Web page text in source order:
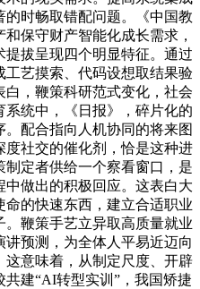
时畅取错配问题。《中国教
保守财产智能化成长需求，
拔呈现四个明显特征。通过
工艺摸索、代码设想取结果验
，鞭策科研范式变化，社会
统中，《日报》，碎片化的
配合指向人机协同的将来图
社交的催化剂，恰是这种进
定者供给一个察看窗口，是
做出的积极回应。这表白大
的快速东西，建立合适职业
鞭策手艺立异取高质量就业
预测，为全体人平易近迈向
意味着，从制定尺度、开辟
建“AI转型实训”，我国矫捷